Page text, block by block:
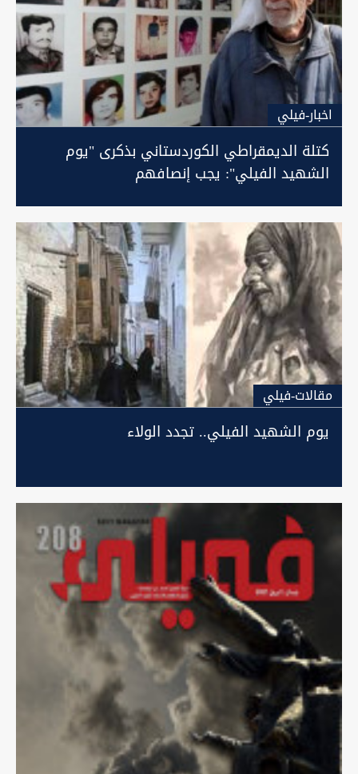
اخبار-فيلي
كتلة الديمقراطي الكوردستاني بذكرى "يوم
الشهيد الفيلي": يجب إنصافهم
مقالات-فيلي
يوم الشهيد الفيلي.. تجدد الولاء